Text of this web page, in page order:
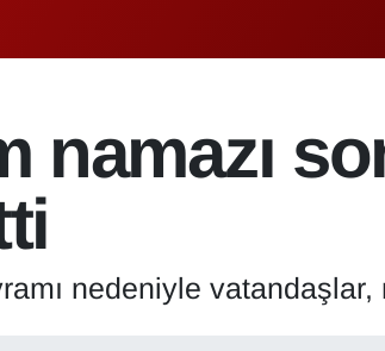
namazı
nedeniyle vatandaşlar,